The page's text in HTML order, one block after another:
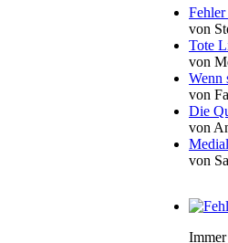
von
Tote
von
Wenn
von
Die
von
von